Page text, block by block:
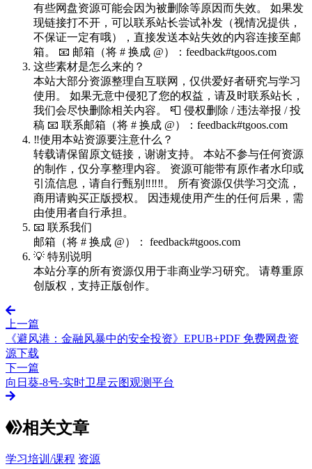
有些网盘资源可能会因为被删除等原因而失效。 如果发
现链接打不开，可以联系站长尝试补发（视情况提供，
不保证一定有哦），直接发送本站失效的内容连接至邮
箱。 📧 邮箱（将 # 换成 @）：feedback#tgoos.com
这些素材是怎么来的？
本站大部分资源整理自互联网，仅供爱好者研究与学习
使用。 如果无意中侵犯了您的权益，请及时联系站长，
我们会尽快删除相关内容。 📮 侵权删除 / 违法举报 / 投
稿 📧 联系邮箱（将 # 换成 @）：feedback#tgoos.com
‼️使用本站资源要注意什么？
转载请保留原文链接，谢谢支持。 本站不参与任何资源
的制作，仅分享整理内容。 资源可能带有原作者水印或
引流信息，请自行甄别‼️‼️‼️。 所有资源仅供学习交流，
商用请购买正版授权。 因违规使用产生的任何后果，需
由使用者自行承担。
📧 联系我们
邮箱（将 # 换成 @）： feedback#tgoos.com
💡 特别说明
本站分享的所有资源仅用于非商业学习研究。 请尊重原
创版权，支持正版创作。
上一篇
《避风港：金融风暴中的安全投资》EPUB+PDF 免费网盘资
源下载
下一篇
向日葵-8号-实时卫星云图观测平台
相关文章
学习培训/课程 资源